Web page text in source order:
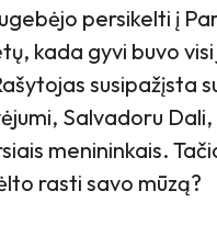
persikelti į
kada gyvi buvo
susipažįsta
Salvadoru Dali,
menininkais.
rasti savo mūzą?